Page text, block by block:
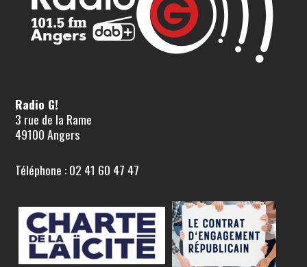
Radio G!
3 rue de la Rame
49100 Angers
Téléphone : 02 41 60 47 47